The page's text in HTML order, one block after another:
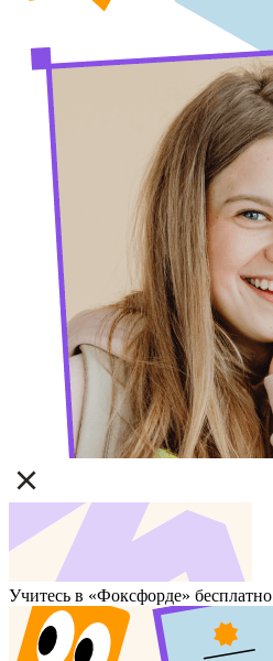
Учитесь в «Фоксфорде» бесплатно